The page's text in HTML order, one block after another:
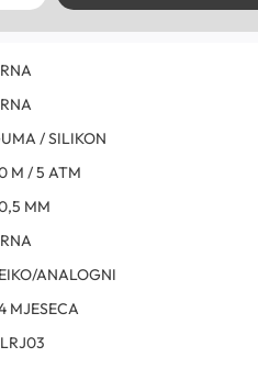
/ SILIKON
M / 5 ATM
MM
ANALOGNI
MJESECA